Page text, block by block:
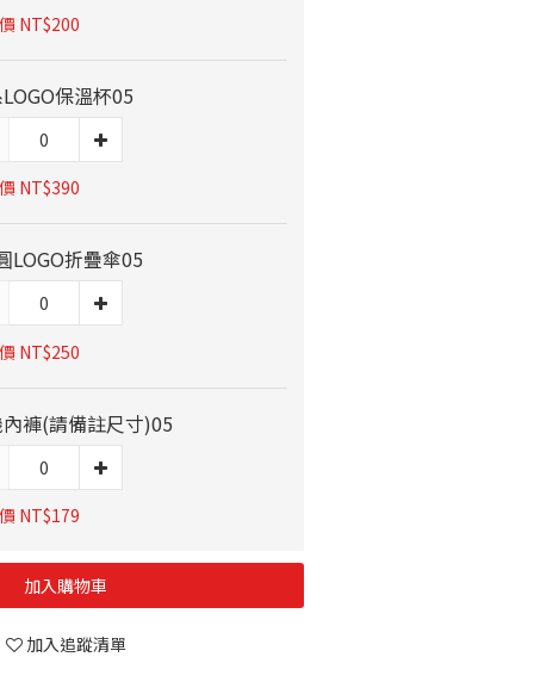
NT$200
保溫杯05
NT$390
LOGO折疊傘05
NT$250
褲(請備註尺寸)05
NT$179
加入購物車
加入追蹤清單